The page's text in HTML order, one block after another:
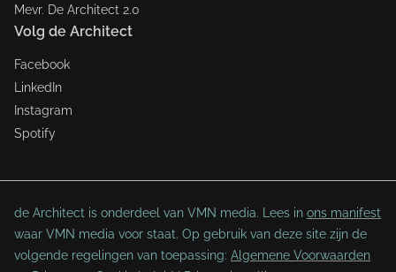
Mevr. De Architect 2.0
Volg de Architect
Facebook
LinkedIn
Instagram
Spotify
de Architect is onderdeel van VMN media. Lees in ons manifest
waar VMN media voor staat. Op gebruik van deze site zijn de
volgende regelingen van toepassing: Algemene Voorwaarden